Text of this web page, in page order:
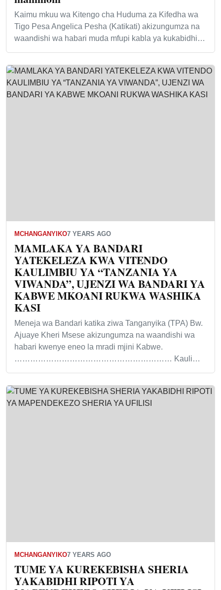
Kaimu mkuu wa Kitengo cha Huduma za Kifedha wa
Tigo Pesa Angelica Pesha (Katikati) akizungumza na
waandishi wa habari muda mfupi kabla ya kukabidhi…
MCHANGANYIKO7 YEARS AGO
MAMLAKA YA BANDARI
YATEKELEZA KWA VITENDO
KAULIMBIU YA “TANZANIA YA
VIWANDA”, UJENZI WA BANDARI YA
KABWE MKOANI RUKWA WASHIKA
KASI
Meneja wa Bandari katika ziwa Tanganyika (TPA) Bw.
Ajuaye Kheri Msese akizungumza na waandishi wa
habari kwenye eneo la mradi mjini Kabwe.
…………………………………………………… Kauli…
MCHANGANYIKO7 YEARS AGO
TUME YA KUREKEBISHA SHERIA
YAKABIDHI RIPOTI YA